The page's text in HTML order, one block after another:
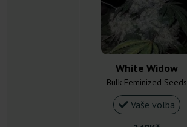
White Widow
Bulk Feminized Seeds
Vaše volba